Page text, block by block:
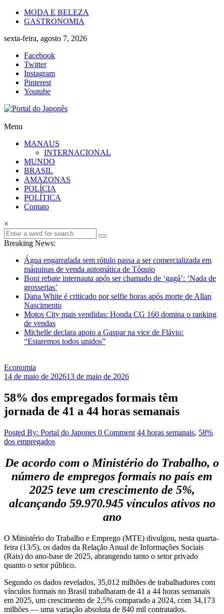
Skip
MODA E BELEZA
GASTRONOMIA
sexta-feira, agosto 7, 2026
Facebook
Twitter
Instagram
Pinterest
Youtube
Portal
Japonês
Japão
mais
perto
Menu
MANAUS
INTERNACIONAL
MUNDO
BRASIL
AMAZONAS
POLÍCIA
POLÍTICA
Contato
×
Breaking News:
Água engarrafada sem rótulo passa a ser comercializada em
máquinas de venda automática de Tóquio
Boni rebate internauta após ser chamado de ‘gagá’: ‘Nada de
grosserias’
Dana White é criticado por selfie horas após morte de Allan
Nascimento
Motos City mais vendidas: Honda CG 160 domina o ranking
de vendas
Michelle declara apoio a Gaspar na vice de Flávio:
“Estaremos todos unidos”
Economia
14 de maio de 202613 de maio de 2026
58% dos empregados formais têm
jornada de 41 a 44 horas semanais
Posted By: Portal do Japones 0 Comment 44 horas semanais, 58%
dos empregados
De acordo com o Ministério do Trabalho, o
número de empregos formais no país em
2025 teve um crescimento de 5%,
alcançando 59.970.945 vínculos ativos no
ano
O Ministério do Trabalho e Emprego (MTE) divulgou, nesta quarta-
feira (13/5), os dados da Relação Anual de Informações Sociais
(Rais) do ano-base de 2025, abrangendo tanto o setor privado
quanto o setor público.
Segundo os dados revelados, 35,012 milhões de trabalhadores com
vínculos formais no Brasil trabalharam de 41 a 44 horas semanais
em 2025, um crescimento de 2,5% comparado a 2024, com 34,173
milhões — uma variação absoluta de 840 mil contratados.